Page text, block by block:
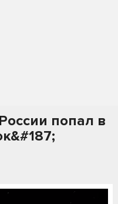
попал в